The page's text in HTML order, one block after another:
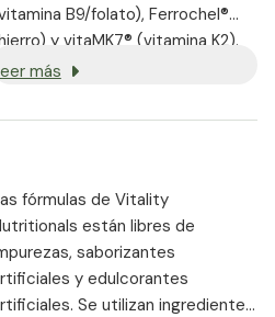
B9/folato), Ferrochel®
y vitaMK7® (vitamina K2).
más
fórmulas de Vitality
están libres de
saborizantes
y edulcorantes
Se utilizan ingredientes